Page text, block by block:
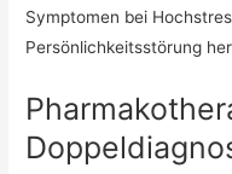
Symptomen bei
Persönlichkeitsstörung